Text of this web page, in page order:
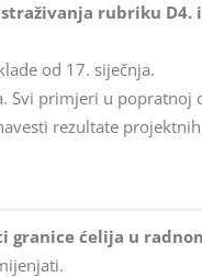
rubriku D4.
od 17. siječnja.
Svi primjeri u
rezultate
granice ćelija u